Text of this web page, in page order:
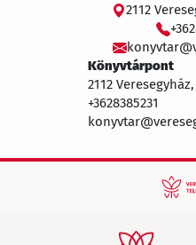
2112
Könyvtárpont
2112
+3628385231